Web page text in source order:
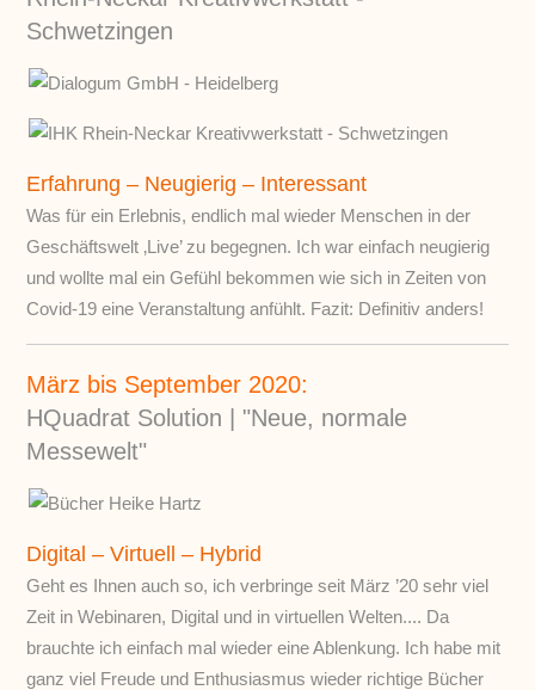
Schwetzingen
Erfahrung – Neugierig – Interessant
Was für ein Erlebnis, endlich mal wieder Menschen in der
Geschäftswelt ‚Live’ zu begegnen. Ich war einfach neugierig
und wollte mal ein Gefühl bekommen wie sich in Zeiten von
Covid-19 eine Veranstaltung anfühlt. Fazit: Definitiv anders!
März bis September 2020:
HQuadrat Solution | "Neue, normale
Messewelt"
Digital – Virtuell – Hybrid
Geht es Ihnen auch so, ich verbringe seit März ’20 sehr viel
Zeit in Webinaren, Digital und in virtuellen Welten.... Da
brauchte ich einfach mal wieder eine Ablenkung. Ich habe mit
ganz viel Freude und Enthusiasmus wieder richtige Bücher